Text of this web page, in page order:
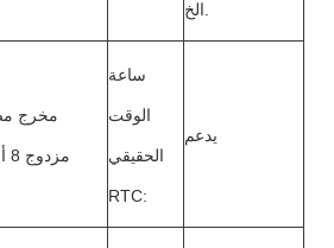
مخرج
مزدوج 8 أوم 10 وات
ساعة
الوقت
الحقيقي
RTC:
يدعم